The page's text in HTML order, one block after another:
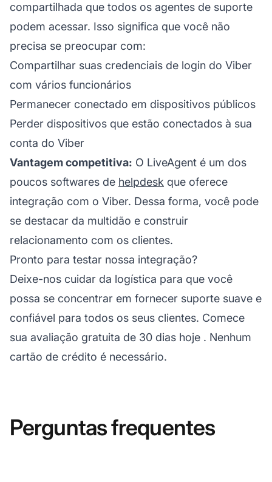
compartilhada que todos os agentes de suporte
podem acessar. Isso significa que você não
precisa se preocupar com:
Compartilhar suas credenciais de login do Viber
com vários funcionários
Permanecer conectado em dispositivos públicos
Perder dispositivos que estão conectados à sua
conta do Viber
Vantagem competitiva: O LiveAgent é um dos
poucos softwares de helpdesk que oferece
integração com o Viber. Dessa forma, você pode
se destacar da multidão e construir
relacionamento com os clientes.
Pronto para testar nossa integração?
Deixe-nos cuidar da logística para que você
possa se concentrar em fornecer suporte suave e
confiável para todos os seus clientes. Comece
sua avaliação gratuita de 30 dias hoje . Nenhum
cartão de crédito é necessário.
Perguntas frequentes